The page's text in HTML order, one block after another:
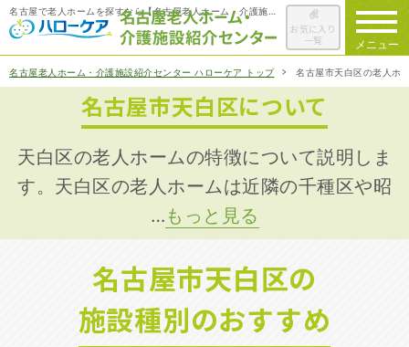
メニュー
お気に入り
一覧
ハローケアについて
老人ホームを検索する
ポイント
ご入居までの流れ
会社概要
名古屋老人ホーム・介護施設紹介センター ハローケア トップ 名古屋市天白区の老人ホ
名古屋市天白区について
天白区の老人ホームの特徴について説明しま
す。天白区の老人ホームは近隣の千種区や昭
…もっと見る
名古屋市天白区の
施設種別のおすすめ